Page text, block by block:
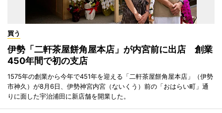
買う
伊勢「二軒茶屋餅角屋本店」が内宮前に出店 創業
450年間で初の支店
1575年の創業から今年で451年を迎える「二軒茶屋餅角屋本店」（伊勢
市神久）が8月6日、伊勢神宮内宮（ないくう）前の「おはらい町」通
りに面した宇治浦田に新店舗を開業した。